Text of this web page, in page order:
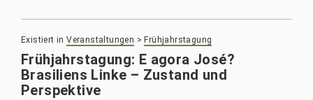
Existiert in Veranstaltungen > Frühjahrstagung
Frühjahrstagung: E agora José?
Brasiliens Linke – Zustand und
Perspektive